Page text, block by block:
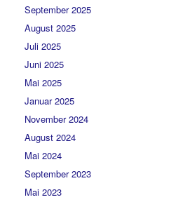
September 2025
August 2025
Juli 2025
Juni 2025
Mai 2025
Januar 2025
November 2024
August 2024
Mai 2024
September 2023
Mai 2023